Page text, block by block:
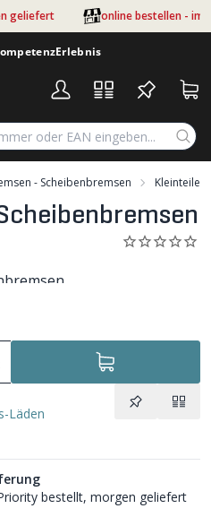
geliefert online bestellen - im
Erlebnis
- Scheibenbremsen Kleinteile
Läden
bestellt, morgen geliefert